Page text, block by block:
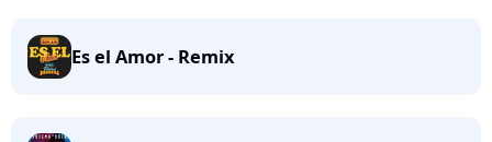
Es el Amor - Remix